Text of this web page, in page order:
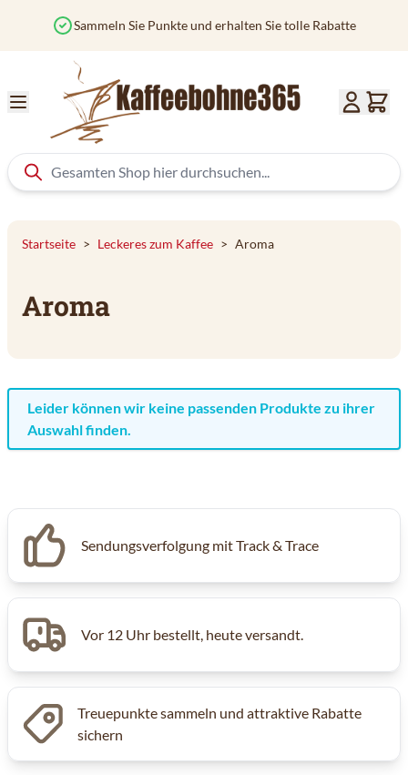
Sammeln Sie Punkte und erhalten Sie tolle Rabatte
Startseite > Leckeres zum Kaffee > Aroma
Aroma
Leider können wir keine passenden Produkte zu ihrer
Auswahl finden.
Sendungsverfolgung mit Track & Trace
Vor 12 Uhr bestellt, heute versandt.
Treuepunkte sammeln und attraktive Rabatte
sichern